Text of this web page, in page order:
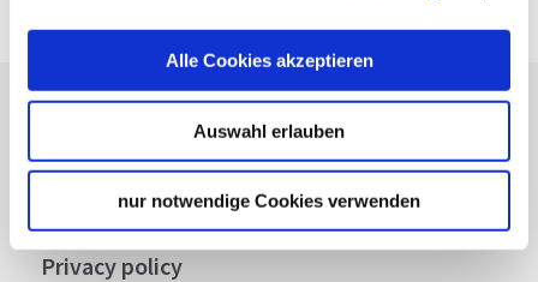
Alle Cookies akzeptieren
Auswahl erlauben
nur notwendige Cookies verwenden
Stuttgart Convention Bureau
Picture Database
General terms and conditions
Privacy policy